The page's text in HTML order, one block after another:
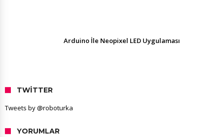
Arduino İle Neopixel LED Uygulaması
TWITTER
Tweets by @roboturka
YORUMLAR